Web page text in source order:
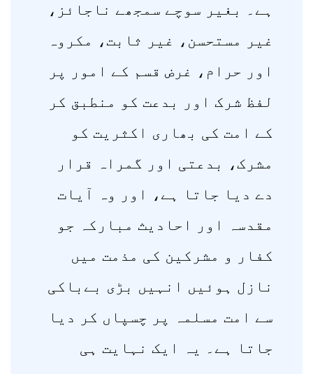
ہے۔ بغیر سوچے سمجھے ناجائز،
غیر مستحسن، غیر ثابت، مکروہ
اور حرام، غرض قسم کے امور پر
لفظ شرک اور بدعت کو منطبق کر
کے امت کی بھاری اکثریت کو
مشرک، بدعتی اور گمراہ قرار
دے دیا جاتا ہے، اور وہ آیات
مقدسہ اور احادیث مبارکہ جو
کفار و مشرکین کی مذمت میں
نازل ہوئیں انہیں بڑی بےباکی
سے امت مسلمہ پر چسپاں کر دیا
جاتا ہے۔ یہ ایک نہایت ہی